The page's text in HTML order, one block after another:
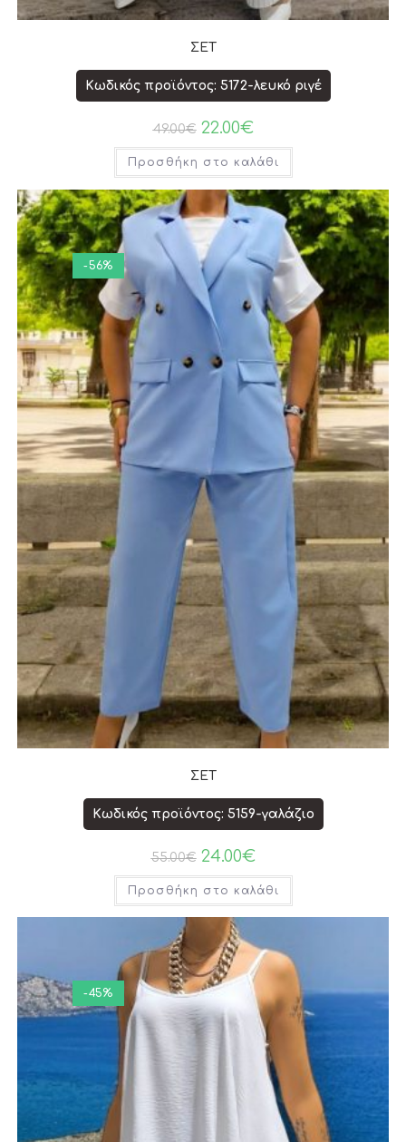
ΣΕΤ
Κωδικός προϊόντος: 5172-λευκό ριγέ
49.00€ 22.00€
Προσθήκη στο καλάθι
-56%
ΣΕΤ
Κωδικός προϊόντος: 5159-γαλάζιο
55.00€ 24.00€
Προσθήκη στο καλάθι
-45%